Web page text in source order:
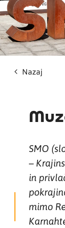
Nazaj
SMO
–
in
mimo